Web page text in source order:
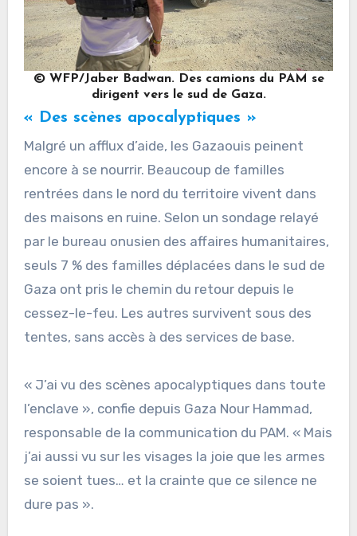
© WFP/Jaber Badwan. Des camions du PAM se
dirigent vers le sud de Gaza.
« Des scènes apocalyptiques »
Malgré un afflux d’aide, les Gazaouis peinent
encore à se nourrir. Beaucoup de familles
rentrées dans le nord du territoire vivent dans
des maisons en ruine. Selon un sondage relayé
par le bureau onusien des affaires humanitaires,
seuls 7 % des familles déplacées dans le sud de
Gaza ont pris le chemin du retour depuis le
cessez-le-feu. Les autres survivent sous des
tentes, sans accès à des services de base.
« J’ai vu des scènes apocalyptiques dans toute
l’enclave », confie depuis Gaza Nour Hammad,
responsable de la communication du PAM. « Mais
j’ai aussi vu sur les visages la joie que les armes
se soient tues… et la crainte que ce silence ne
dure pas ».